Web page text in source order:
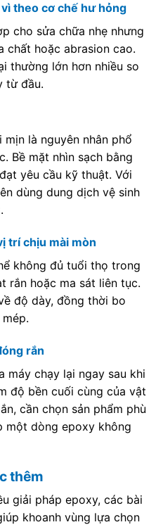
theo cơ chế hư hỏng
cho sửa chữa nhẹ nhưng
chất hoặc abrasion cao.
thường lớn hơn nhiều so
từ đầu.
là nguyên nhân phổ
Bề mặt nhìn sạch bằng
yêu cầu kỹ thuật. Với
dùng dung dịch vệ sinh
trí chịu mài mòn
không đủ tuổi thọ trong
rắn hoặc ma sát liên tục.
độ dày, đồng thời bo
rắn
máy chạy lại ngay sau khi
độ bền cuối cùng của vật
cần chọn sản phẩm phù
một dòng epoxy không
thêm
giải pháp epoxy, các bài
khoanh vùng lựa chọn